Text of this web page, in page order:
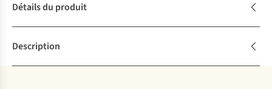
Détails du produit
Description